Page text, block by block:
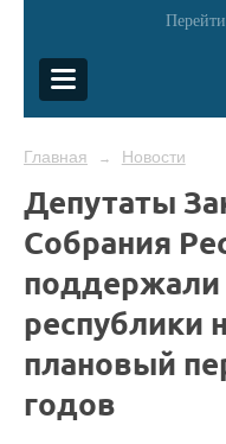
Главная → Новости
Депутаты
Собрания
республики
плановый
годов